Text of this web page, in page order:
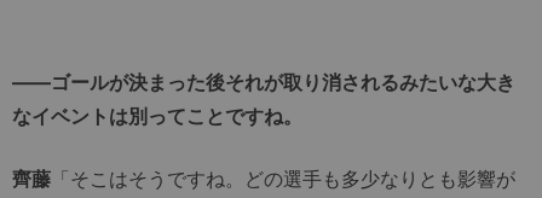
――ゴールが決まった後それが取り消されるみたいな大き
なイベントは別ってことですね。
齊藤 「そこはそうですね。どの選手も多少なりとも影響が